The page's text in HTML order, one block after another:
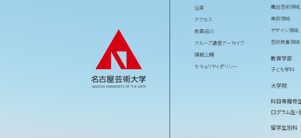
沿革
アクセス
教員紹介
グループ通信アーカイブ
情報公開
セキュリティポリシー
舞台芸術領域
美術領域
デザイン領域
芸術教養領域
教育学部
子ども学科
大学院
科目等履修
ログラム生
留学生別科